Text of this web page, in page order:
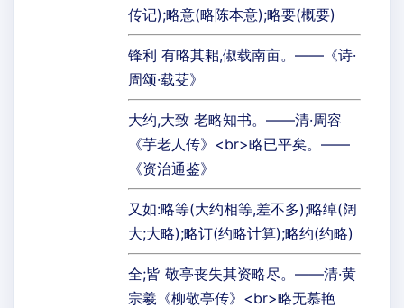
传记);略意(略陈本意);略要(概要)
锋利 有略其耜,俶载南亩。——《诗·
周颂·载芟》
大约,大致 老略知书。——清·周容
《芋老人传》<br>略已平矣。——
《资治通鉴》
又如:略等(大约相等,差不多);略绰(阔
大;大略);略订(约略计算);略约(约略)
全;皆 敬亭丧失其资略尽。——清·黄
宗羲《柳敬亭传》<br>略无慕艳